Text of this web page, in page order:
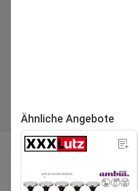
seite
1/189
Ähnliche Angebote